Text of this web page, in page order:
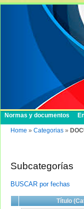
Normas y documentos
Home » Categorias »
Subcategorías
BUSCAR por fechas
Título